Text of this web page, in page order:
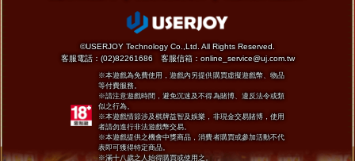
©USERJOY Technology Co.,Ltd. All Rights Reserved.
客服電話：(02)82261686 客服信箱：online_service@uj.com.tw
※本遊戲為免費使用，遊戲內另提供購買虛擬遊戲幣、物品
等付費服務。
※請注意遊戲時間，避免沉迷及不得為賭博、違反法令或類
似之行為。
※本遊戲情節涉及棋牌益智及娛樂，非現金交易賭博，使用
者請勿進行非法遊戲幣交易。
※本遊戲提供之機會中獎商品，消費者購買或參加活動不代
表即可獲得特定商品。
※滿十八歲之人始得購買或使用之。